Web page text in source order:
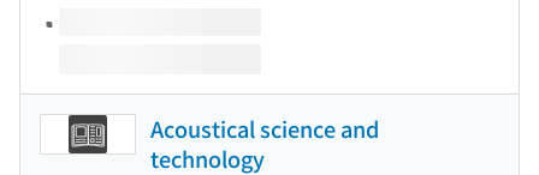
Acoustical science and
technology